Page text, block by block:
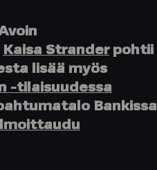
Kaisa Stranderpohtii
lisää myös
-tilaisuudessa
Bankissa